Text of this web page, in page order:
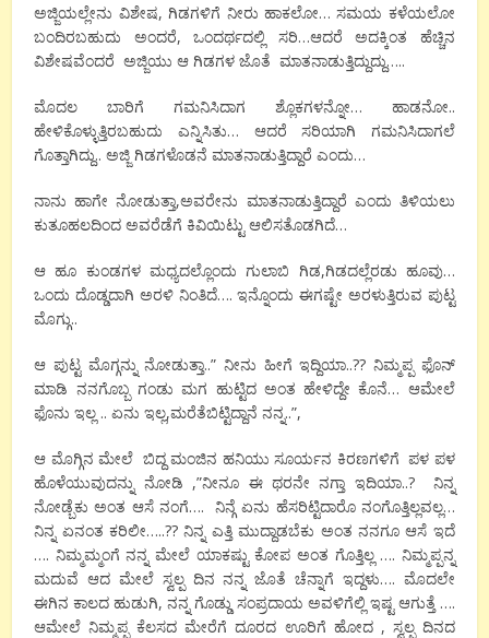
ಅಜ್ಜಿಯಲ್ಲೇನು ವಿಶೇಷ, ಗಿಡಗಳಿಗೆ ನೀರು ಹಾಕಲೋ… ಸಮಯ ಕಳೆಯಲೋ
ಬಂದಿರಬಹುದು ಅಂದರೆ, ಒಂದರ್ಥದಲ್ಲಿ ಸರಿ…ಆದರೆ ಅದಕ್ಕಿಂತ ಹೆಚ್ಚಿನ
ವಿಶೇಷವೆಂದರೆ ಅಜ್ಜಿಯು ಆ ಗಿಡಗಳ ಜೊತೆ ಮಾತನಾಡುತ್ತಿದ್ದುದ್ದು…..
ಮೊದಲ ಬಾರಿಗೆ ಗಮನಿಸಿದಾಗ ಶ್ಲೊಕಗಳನ್ನೋ… ಹಾಡನೋ..
ಹೇಳಿಕೊಳ್ಳುತ್ತಿರಬಹುದು ಎನ್ನಿಸಿತು… ಆದರೆ ಸರಿಯಾಗಿ ಗಮನಿಸಿದಾಗಲೆ
ಗೊತ್ತಾಗಿದ್ದು.. ಅಜ್ಜಿ ಗಿಡಗಳೊಡನೆ ಮಾತನಾಡುತ್ತಿದ್ದಾರೆ ಎಂದು…
ನಾನು ಹಾಗೇ ನೋಡುತ್ತಾ,ಅವರೇನು ಮಾತನಾಡುತ್ತಿದ್ದಾರೆ ಎಂದು ತಿಳಿಯಲು
ಕುತೂಹಲದಿಂದ ಅವರೆಡೆಗೆ ಕಿವಿಯಿಟ್ಟು ಆಲಿಸತೊಡಗಿದೆ…
ಆ ಹೂ ಕುಂಡಗಳ ಮಧ್ಯದಲ್ಲೊಂದು ಗುಲಾಬಿ ಗಿಡ,ಗಿಡದಲ್ಲೆರಡು ಹೂವು…
ಒಂದು ದೊಡ್ಡದಾಗಿ ಅರಳಿ ನಿಂತಿದೆ…. ಇನ್ನೊಂದು ಈಗಷ್ಟೇ ಅರಳುತ್ತಿರುವ ಪುಟ್ಟ
ಮೊಗ್ಗು..
ಆ ಪುಟ್ಟ ಮೊಗ್ಗನ್ನು ನೋಡುತ್ತಾ..” ನೀನು ಹೀಗೆ ಇದ್ದಿಯಾ..?? ನಿಮ್ಮಪ್ಪ ಫೊನ್
ಮಾಡಿ ನನಗೊಬ್ಬ ಗಂಡು ಮಗ ಹುಟ್ಟಿದ ಅಂತ ಹೇಳಿದ್ದೇ ಕೊನೆ… ಆಮೇಲೆ
ಫೊನು ಇಲ್ಲ .. ಏನು ಇಲ್ಲ,ಮರೆತೆಬಿಟ್ಟಿದ್ದಾನೆ ನನ್ನ..”,
ಆ ಮೊಗ್ಗಿನ ಮೇಲೆ ಬಿದ್ದ ಮಂಜಿನ ಹನಿಯು ಸೂರ್ಯನ ಕಿರಣಗಳಿಗೆ ಪಳ ಪಳ
ಹೊಳೆಯುವುದನ್ನು ನೋಡಿ ,”ನೀನೂ ಈ ಥರನೇ ನಗ್ತಾ ಇದಿಯಾ..? ನಿನ್ನ
ನೋಡ್ಬೆಕು ಅಂತ ಆಸೆ ನಂಗೆ…. ನಿನ್ಗೆ ಏನು ಹೆಸರಿಟ್ಟಿದಾರೊ ನಂಗೊತ್ತಿಲ್ಲವಲ್ಲ…
ನಿನ್ನ ಏನಂತ ಕರಿಲೀ…..?? ನಿನ್ನ ಎತ್ತಿ ಮುದ್ದಾಡಬೆಕು ಅಂತ ನನಗೂ ಆಸೆ ಇದೆ
…. ನಿಮ್ಮಮ್ಮಂಗೆ ನನ್ನ ಮೇಲೆ ಯಾಕಷ್ಟು ಕೋಪ ಅಂತ ಗೊತ್ತಿಲ್ಲ …. ನಿಮ್ಮಪ್ಪನ್ನ
ಮದುವೆ ಆದ ಮೇಲೆ ಸ್ವಲ್ಪ ದಿನ ನನ್ನ ಜೊತೆ ಚೆನ್ನಾಗೆ ಇದ್ದಳು…. ಮೊದಲೇ
ಈಗಿನ ಕಾಲದ ಹುಡುಗಿ, ನನ್ನ ಗೊಡ್ಡು ಸಂಪ್ರದಾಯ ಅವಳಿಗೆಲ್ಲಿ ಇಷ್ಟ ಆಗುತ್ತೆ ….
ಆಮೇಲೆ ನಿಮ್ಮಪ್ಪ ಕೆಲಸದ ಮೇರೆಗೆ ದೂರದ ಊರಿಗೆ ಹೋದ , ಸ್ವಲ್ಪ ದಿನದ